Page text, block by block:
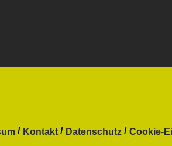
Kontakt Datenschutz Cookie-